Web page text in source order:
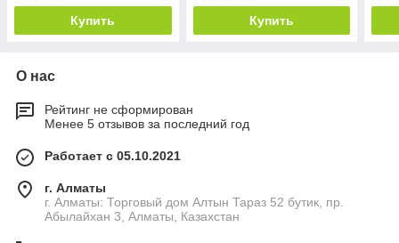
Купить Купить
О нас
Рейтинг не сформирован
Менее 5 отзывов за последний год
Работает с 05.10.2021
г. Алматы
г. Алматы: Торговый дом Алтын Тараз 52 бутик, пр.
Абылайхан 3, Алматы, Казахстан